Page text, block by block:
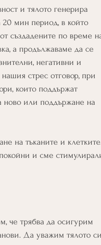
и тялото генерира
20 мин период, в който
създадените по време
а продължаваме да се
негативни и
стрес отговор, при
които поддържат
ново или поддържане на
на тъканите и
и сме
че трябва да осигурим
Да уважим тялото